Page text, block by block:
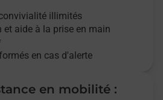
illimités
et aide à la prise en main
en cas d'alerte
en mobilité :